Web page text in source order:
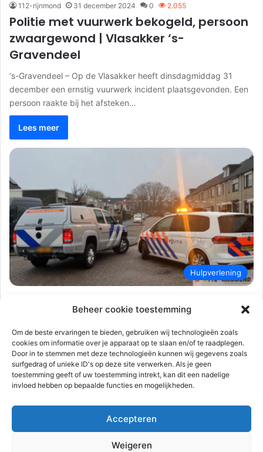
Beheer cookie toestemming
Om de beste ervaringen te bieden, gebruiken wij technologieën zoals
cookies om informatie over je apparaat op te slaan en/of te raadplegen.
Door in te stemmen met deze technologieën kunnen wij gegevens zoals
surfgedrag of unieke ID's op deze site verwerken. Als je geen
toestemming geeft of uw toestemming intrekt, kan dit een nadelige
invloed hebben op bepaalde functies en mogelijkheden.
Accepteren
Weigeren
112-rijnmond 31 december 2024 0 2.055
Politie met vuurwerk bekogeld, persoon
zwaargewond | Vlasakker ‘s-
Gravendeel
‘s-Gravendeel – Op de Vlasakker heeft dinsdagmiddag 31
december een ernstig vuurwerk incident plaatsgevonden. Een
persoon raakte bij het afsteken…
Lees meer
Hulpverlening
Straat afgezet na aantreffen wapens
en raketwerper in woning | Wetering S-
Gravendeel
S-Gravendeel – Maandagmiddag 20 maart rond 17.00 uur zijn
de hulpdiensten ingezet aan de Wetering. Meerdere